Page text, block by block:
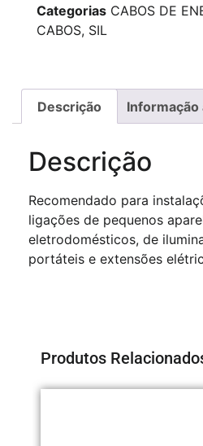
Categorias CABOS DE
CABOS, SIL
Descrição Informação
Descrição
Recomendado para
ligações de pequenos
eletrodomésticos, de
portáteis e extensões
Produtos